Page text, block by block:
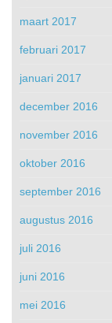
maart 2017
februari 2017
januari 2017
december 2016
november 2016
oktober 2016
september 2016
augustus 2016
juli 2016
juni 2016
mei 2016